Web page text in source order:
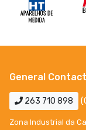
General
263 710 898
Zona Industrial da